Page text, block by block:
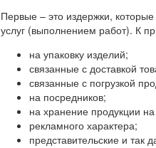
Первые – это издержки,
услуг (выполнением работ). К
на упаковку изделий;
связанные с доставкой
связанные с погрузкой
на посредников;
на хранение продукции
рекламного характера;
представительские и так